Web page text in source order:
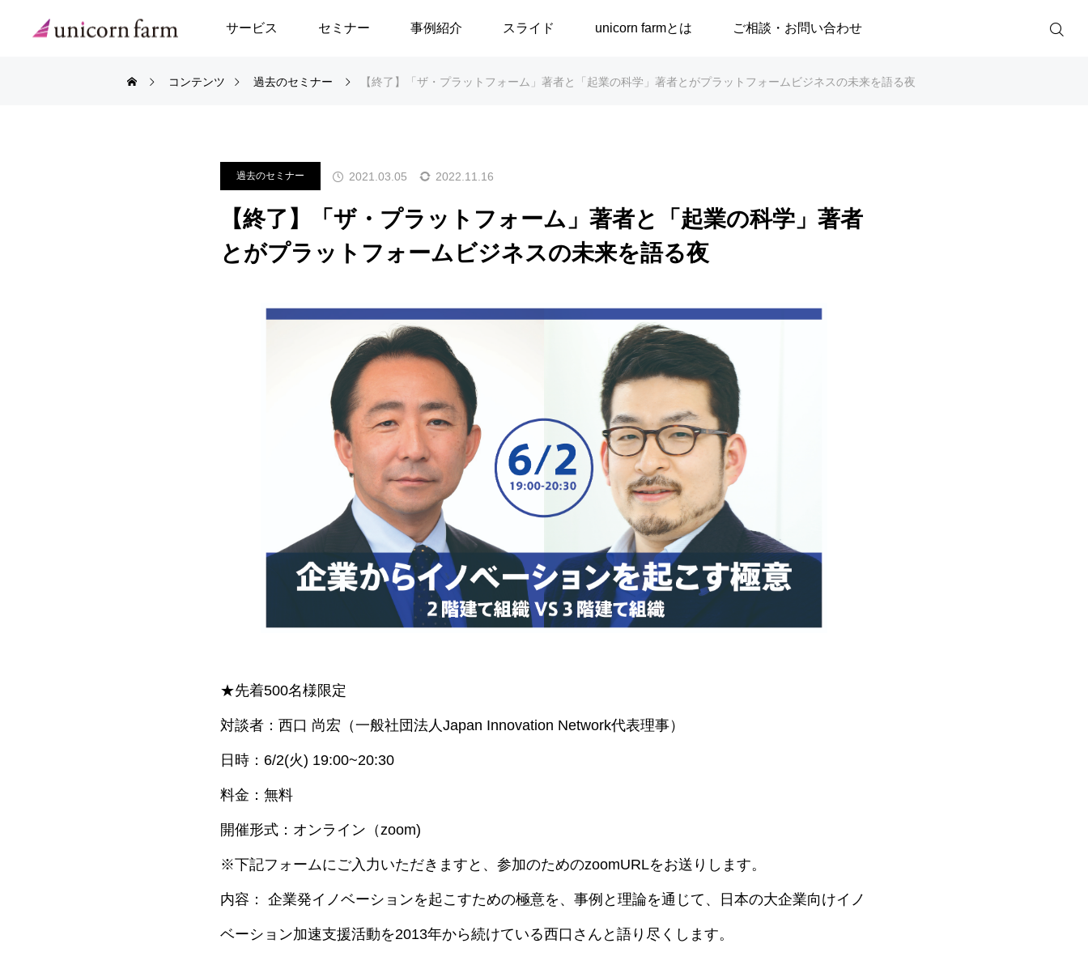
サービス セミナー 事例紹介 スライド unicorn farmとは ご相談・お問い合わせ
事例トップ
起業支援アドバイザー入門講座
スタートアップPMF支援
新規事業コンサルティング
コンテンツ 過去のセミナー 【終了】「ザ・プラットフォーム」著者と「起業の科学」著者とがプラットフォームビジネスの未来を語る夜
過去のセミナー 2021.03.05 2022.11.16
【終了】「ザ・プラットフォーム」著者と「起業の科学」著者
とがプラットフォームビジネスの未来を語る夜
★先着500名様限定
対談者：西口 尚宏（一般社団法人Japan Innovation Network代表理事）
日時：6/2(火) 19:00~20:30
料金：無料
開催形式：オンライン（zoom)
※下記フォームにご入力いただきますと、参加のためのzoomURLをお送りします。
内容： 企業発イノベーションを起こすための極意を、事例と理論を通じて、日本の大企業向けイノ
ベーション加速支援活動を2013年から続けている西口さんと語り尽くします。